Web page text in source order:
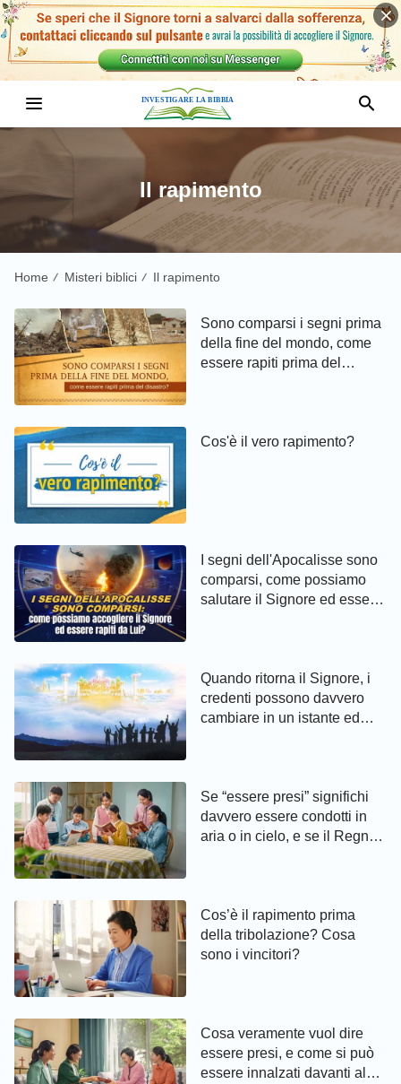
Il rapimento
Home / Misteri biblici / Il rapimento
Sono comparsi i segni prima
della fine del mondo, come
essere rapiti prima del
Cos'è il vero rapimento?
I segni dell'Apocalisse sono
comparsi, come possiamo
salutare il Signore ed essere
Quando ritorna il Signore, i
credenti possono davvero
cambiare in un istante ed
Se “essere presi” significhi
davvero essere condotti in
aria o in cielo, e se il Regno
Cos’è il rapimento prima
della tribolazione? Cosa
sono i vincitori?
Cosa veramente vuol dire
essere presi, e come si può
essere innalzati davanti al